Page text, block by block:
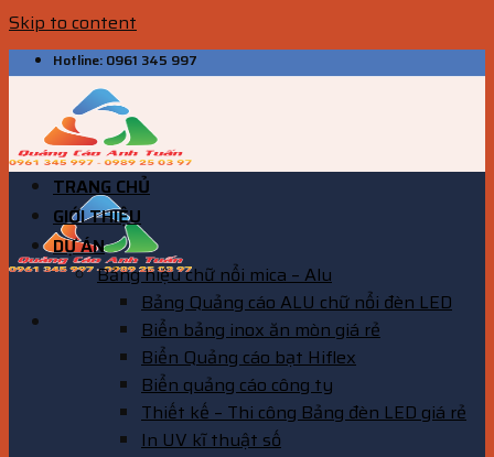
Skip to content
Hotline: 0961 345 997
TRANG CHỦ
GIỚI THIỆU
DỰ ÁN
Bảng hiệu chữ nổi mica – Alu
Bảng Quảng cáo ALU chữ nổi đèn LED
Biển bảng inox ăn mòn giá rẻ
Biển Quảng cáo bạt Hiflex
Biển quảng cáo công ty
Thiết kế – Thi công Bảng đèn LED giá rẻ
In UV kĩ thuật số